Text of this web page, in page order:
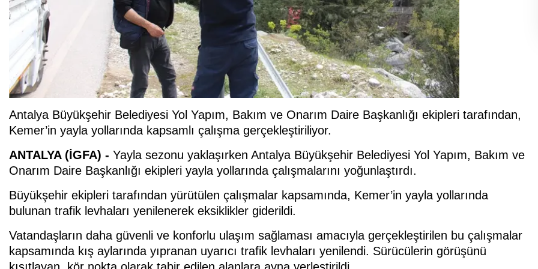
Antalya Büyükşehir Belediyesi Yol Yapım, Bakım ve Onarım Daire Başkanlığı ekipleri tarafından,
Kemer’in yayla yollarında kapsamlı çalışma gerçekleştiriliyor.
ANTALYA (İGFA) - Yayla sezonu yaklaşırken Antalya Büyükşehir Belediyesi Yol Yapım, Bakım ve
Onarım Daire Başkanlığı ekipleri yayla yollarında çalışmalarını yoğunlaştırdı.
Büyükşehir ekipleri tarafından yürütülen çalışmalar kapsamında, Kemer’in yayla yollarında
bulunan trafik levhaları yenilenerek eksiklikler giderildi.
Vatandaşların daha güvenli ve konforlu ulaşım sağlaması amacıyla gerçekleştirilen bu çalışmalar
kapsamında kış aylarında yıpranan uyarıcı trafik levhaları yenilendi. Sürücülerin görüşünü